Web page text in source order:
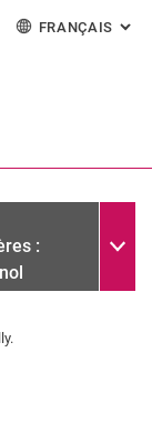
to: content
to: search
to: main
link in a
FRANÇAIS :
: